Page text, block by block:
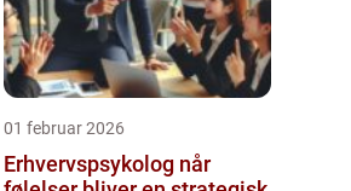
01 februar 2026
Erhvervspsykolog når